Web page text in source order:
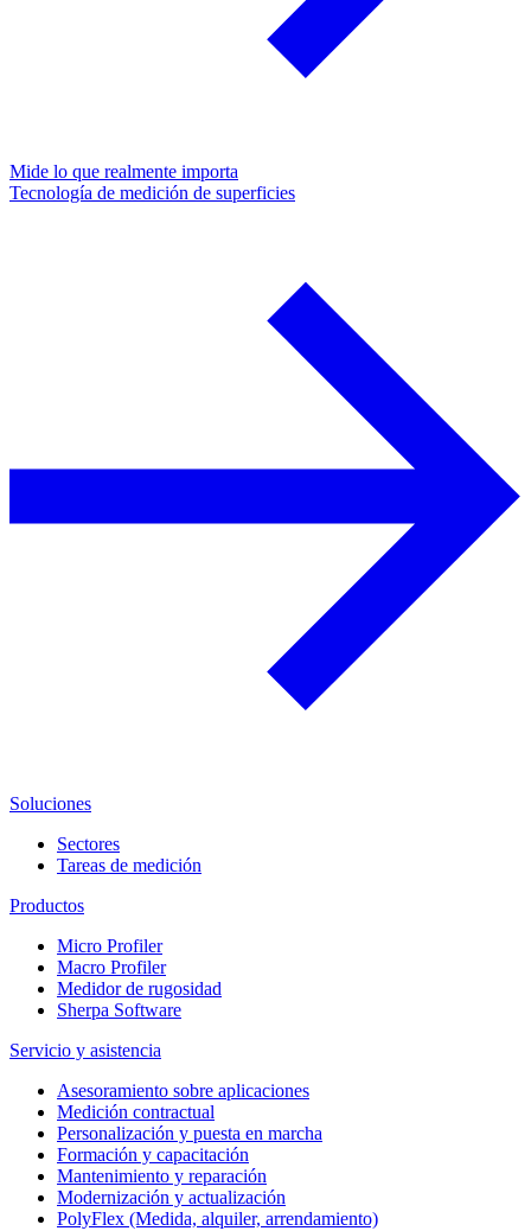
Mide lo que realmente importa
Tecnología de medición de superficies
Soluciones
Sectores
Tareas de medición
Productos
Micro Profiler
Macro Profiler
Medidor de rugosidad
Sherpa Software
Servicio y asistencia
Asesoramiento sobre aplicaciones
Medición contractual
Personalización y puesta en marcha
Formación y capacitación
Mantenimiento y reparación
Modernización y actualización
PolyFlex (Medida, alquiler, arrendamiento)